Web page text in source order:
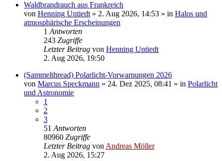
Waldbrandrauch aus Frankreich
von Henning Untiedt » 2. Aug 2026, 14:53 » in Halos und
atmosphärische Erscheinungen
1 Antworten
243 Zugriffe
Letzter Beitrag von Henning Untiedt
2. Aug 2026, 19:50
(Sammelthread) Polarlicht-Vorwarnungen 2026
von Marcus Speckmann » 24. Dez 2025, 08:41 » in Polarlicht
und Astronomie
1
2
3
51 Antworten
80960 Zugriffe
Letzter Beitrag von Andreas Möller
2. Aug 2026, 15:27